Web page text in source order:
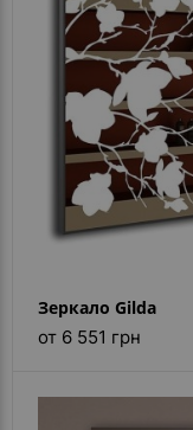
Зеркало Gilda
от 6 551 грн